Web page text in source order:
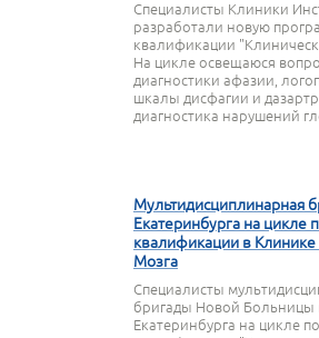
Специалисты Клиники
разработали новую
квалификации
На цикле освещаюся
диагностики афазии,
шкалы дисфагии и
диагностика нарушений
Мультидисциплинарная
Екатеринбурга на цикле
квалификации в Клинике
Мозга
Специалисты
бригады Новой Больницы
Екатеринбурга на цикле